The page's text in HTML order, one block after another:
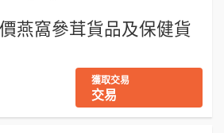
燕窩參茸貨品及保健貨
獲取交易
交易